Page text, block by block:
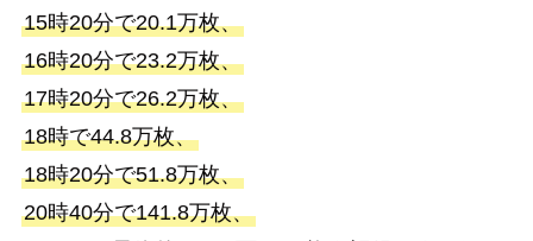
15時20分で20.1万枚、
16時20分で23.2万枚、
17時20分で26.2万枚、
18時で44.8万枚、
18時20分で51.8万枚、
20時40分で141.8万枚、